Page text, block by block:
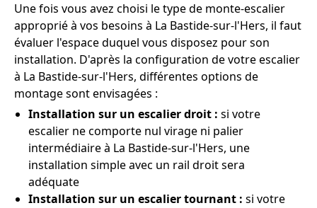
Une fois vous avez choisi le type de monte-escalier
approprié à vos besoins à La Bastide-sur-l'Hers, il faut
évaluer l'espace duquel vous disposez pour son
installation. D'après la configuration de votre escalier
à La Bastide-sur-l'Hers, différentes options de
montage sont envisagées :
Installation sur un escalier droit : si votre
escalier ne comporte nul virage ni palier
intermédiaire à La Bastide-sur-l'Hers, une
installation simple avec un rail droit sera
adéquate
Installation sur un escalier tournant : si votre